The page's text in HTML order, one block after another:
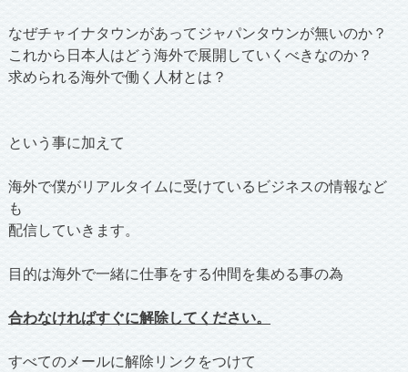
なぜチャイナタウンがあってジャパンタウンが無いのか？
これから日本人はどう海外で展開していくべきなのか？
求められる海外で働く人材とは？
という事に加えて
海外で僕がリアルタイムに受けているビジネスの情報など
も
配信していきます。
目的は海外で一緒に仕事をする仲間を集める事の為
合わなければすぐに解除してください。
すべてのメールに解除リンクをつけて